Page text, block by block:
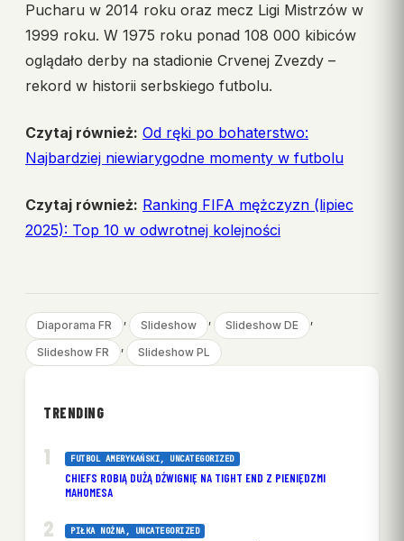
Pucharu w 2014 roku oraz mecz Ligi Mistrzów w
1999 roku. W 1975 roku ponad 108 000 kibiców
oglądało derby na stadionie Crvenej Zvezdy –
rekord w historii serbskiego futbolu.
Czytaj również: Od ręki po bohaterstwo:
Najbardziej niewiarygodne momenty w futbolu
Czytaj również: Ranking FIFA mężczyzn (lipiec
2025): Top 10 w odwrotnej kolejności
Diaporama FR , Slideshow , Slideshow DE ,
Slideshow FR , Slideshow PL
TRENDING
FUTBOL AMERYKAŃSKI, UNCATEGORIZED
CHIEFS ROBIĄ DUŻĄ DŹWIGNIĘ NA TIGHT END Z PIENIĘDZMI
MAHOMESA
PIŁKA NOŻNA, UNCATEGORIZED